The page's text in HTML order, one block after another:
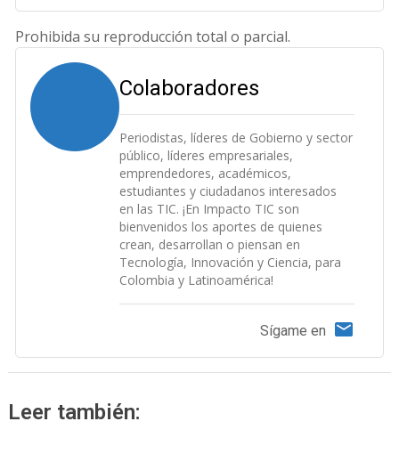
Prohibida su reproducción total o parcial.
Colaboradores
Periodistas, líderes de Gobierno y sector
público, líderes empresariales,
emprendedores, académicos,
estudiantes y ciudadanos interesados
en las TIC. ¡En Impacto TIC son
bienvenidos los aportes de quienes
crean, desarrollan o piensan en
Tecnología, Innovación y Ciencia, para
Colombia y Latinoamérica!
Sígame en
Leer también: